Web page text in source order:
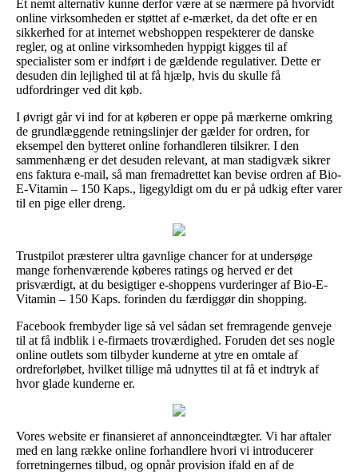
Et nemt alternativ kunne derfor være at se nærmere på hvorvidt
online virksomheden er støttet af e-mærket, da det ofte er en
sikkerhed for at internet webshoppen respekterer de danske
regler, og at online virksomheden hyppigt kigges til af
specialister som er indført i de gældende regulativer. Dette er
desuden din lejlighed til at få hjælp, hvis du skulle få
udfordringer ved dit køb.
I øvrigt går vi ind for at køberen er oppe på mærkerne omkring
de grundlæggende retningslinjer der gælder for ordren, for
eksempel den bytteret online forhandleren tilsikrer. I den
sammenhæng er det desuden relevant, at man stadigvæk sikrer
ens faktura e-mail, så man fremadrettet kan bevise ordren af Bio-
E-Vitamin – 150 Kaps., ligegyldigt om du er på udkig efter varer
til en pige eller dreng.
Trustpilot præsterer ultra gavnlige chancer for at undersøge
mange forhenværende køberes ratings og herved er det
prisværdigt, at du besigtiger e-shoppens vurderinger af Bio-E-
Vitamin – 150 Kaps. forinden du færdiggør din shopping.
Facebook frembyder lige så vel sådan set fremragende genveje
til at få indblik i e-firmaets troværdighed. Foruden det ses nogle
online outlets som tilbyder kunderne at ytre en omtale af
ordreforløbet, hvilket tillige må udnyttes til at få et indtryk af
hvor glade kunderne er.
Vores website er finansieret af annonceindtægter. Vi har aftaler
med en lang række online forhandlere hvori vi introducerer
forretningernes tilbud, og opnår provision ifald en af de